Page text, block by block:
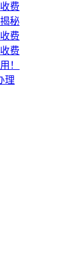
费
秘
费
费
！
理